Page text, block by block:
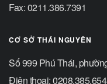
Fax: 0211.386.7391
CƠ SỞ THÁI NGUYÊN
Số 999 Phú Thái,
Điện thoại: